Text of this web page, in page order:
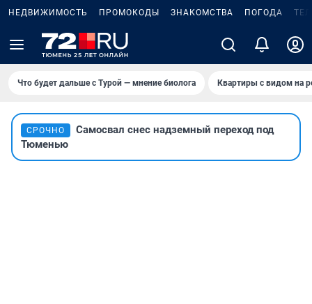
НЕДВИЖИМОСТЬ ПРОМОКОДЫ ЗНАКОМСТВА ПОГОДА
Что будет дальше с Турой — мнение биолога Квартиры с видом на
СРОЧНО
Самосвал снес надземный переход под
Тюменью